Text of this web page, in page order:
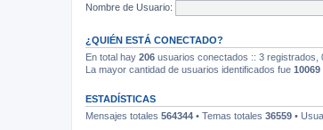
Nombre de Usuario:
¿QUIÉN ESTÁ CONECTADO?
En total hay 206 usuarios conectados :: 3 registrados,
La mayor cantidad de usuarios identificados fue 10069
ESTADÍSTICAS
Mensajes totales 564344 • Temas totales 36559 •